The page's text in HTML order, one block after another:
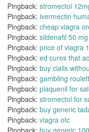
Pingback: stromectol
Pingback: ivermectin
Pingback: cheap viagra
Pingback: sildenafil 50
Pingback: price of viagra
Pingback: ed cures that
Pingback: buy cialis
Pingback: gambling
Pingback: plaquenil for
Pingback: stromectol for
Pingback: buy generic
Pingback: viagra otc